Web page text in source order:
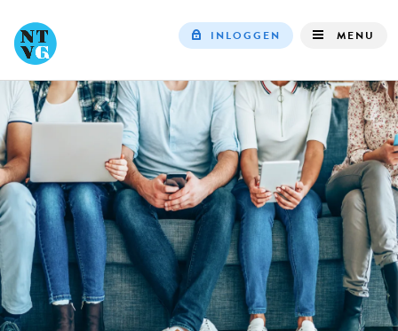
navigation
INLOGGEN MENU